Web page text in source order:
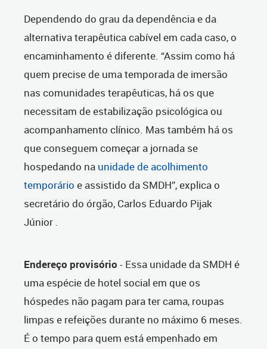
Dependendo do grau da dependência e da
alternativa terapêutica cabível em cada caso, o
encaminhamento é diferente. “Assim como há
quem precise de uma temporada de imersão
nas comunidades terapêuticas, há os que
necessitam de estabilização psicológica ou
acompanhamento clínico. Mas também há os
que conseguem começar a jornada se
hospedando na unidade de acolhimento
temporário e assistido da SMDH”, explica o
secretário do órgão, Carlos Eduardo Pijak
Júnior .
Endereço provisório - Essa unidade da SMDH é
uma espécie de hotel social em que os
hóspedes não pagam para ter cama, roupas
limpas e refeições durante no máximo 6 meses.
É o tempo para quem está empenhado em